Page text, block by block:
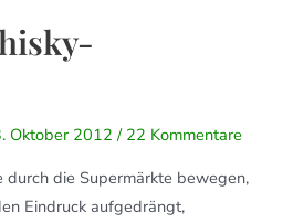
Oktober 2012/ 22 Kommentare
durch die Supermärkte bewegen,
Eindruck aufgedrängt,